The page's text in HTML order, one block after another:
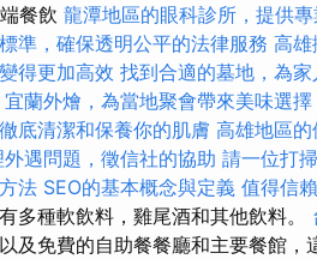
餐飲 龍潭地區的眼科診所，提供
準，確保透明公平的法律服務 高雄
得更加高效 找到合適的墓地，為
宜蘭外燴，為當地聚會帶來美味選擇
底清潔和保養你的肌膚 高雄地區
遇問題，徵信社的協助 請一位打
法 SEO的基本概念與定義 值得信
多種軟飲料，雞尾酒和其他飲料。
及免費的自助餐餐廳和主要餐館，